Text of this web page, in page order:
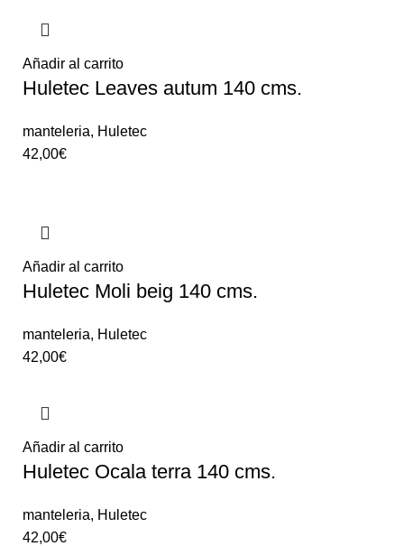
Añadir al carrito
Huletec Leaves autum 140 cms.
manteleria, Huletec
42,00€
Añadir al carrito
Huletec Moli beig 140 cms.
manteleria, Huletec
42,00€
Añadir al carrito
Huletec Ocala terra 140 cms.
manteleria, Huletec
42,00€